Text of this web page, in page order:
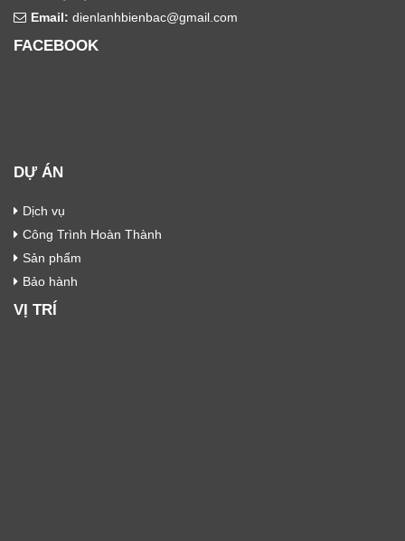
Email: dienlanhbienbac@gmail.com
FACEBOOK
DỰ ÁN
Dịch vụ
Công Trình Hoàn Thành
Sản phẩm
Bảo hành
VỊ TRÍ